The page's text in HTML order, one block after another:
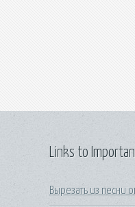
Links to
Вырезать из песни